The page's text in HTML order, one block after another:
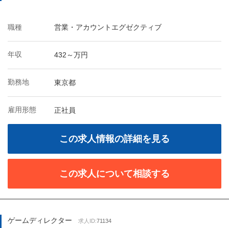
職種 営業・アカウントエグゼクティブ
年収 432～万円
勤務地 東京都
雇用形態 正社員
この求人情報の詳細を見る
この求人について相談する
ゲームディレクター 求人ID:71134